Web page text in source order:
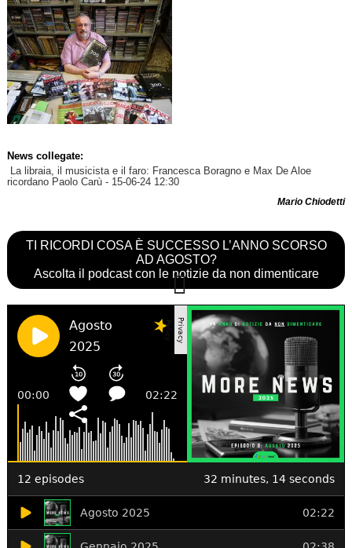
News collegate:
La libraia, il musicista e il faro: Francesca Boragno e Max De Aloe
ricordano Paolo Carù- 15-06-24 12:30
Mario Chiodetti
TI RICORDI COSA È SUCCESSO L’ANNO SCORSO
AD AGOSTO?
Ascolta il podcast con le notizie da non dimenticare